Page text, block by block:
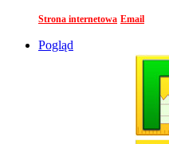
Strona internetowa Email
Pogląd